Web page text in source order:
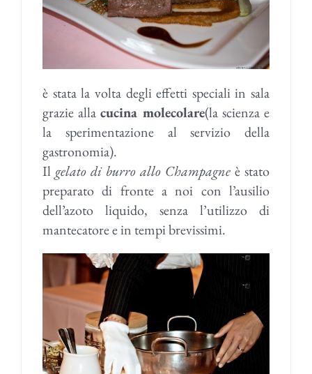
è stata la volta degli effetti speciali in sala
grazie allacucina molecolare(la scienza e
la sperimentazione al servizio della
gastronomia).
Il gelato di burro allo Champagne è stato
preparato di fronte a noi con l’ausilio
dell’azoto liquido, senza l’utilizzo di
mantecatore e in tempi brevissimi.